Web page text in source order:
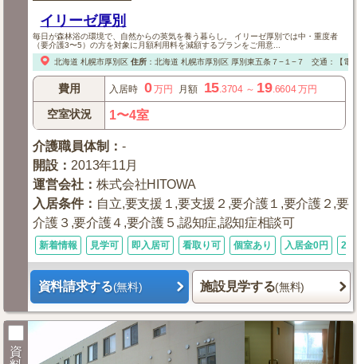
イリーゼ厚別
毎日が森林浴の環境で、自然からの英気を養う暮らし。 イリーゼ厚別では中・重度者
（要介護3〜5）の方を対象に月額利用料を減額するプランをご用意...
北海道 札幌市厚別区 住所： 北海道 札幌市厚別区厚別東五条７−１−７ 交通：【電
費用 入居時 0万円 月額 15.3704 ～ 19.6604万円
空室状況 1〜4室
介護職員体制 ：-
開設 ： 2013年11月
運営会社 ：株式会社HITOWA
入居条件： 自立,要支援１,要支援２,要介護１,要介護２,要
介護３,要介護４,要介護５,認知症,認知症相談可
新着情報 見学可 即入居可 看取り可 個室あり 入居金0円
資料請求する(無料) 施設見学する(無料)
資